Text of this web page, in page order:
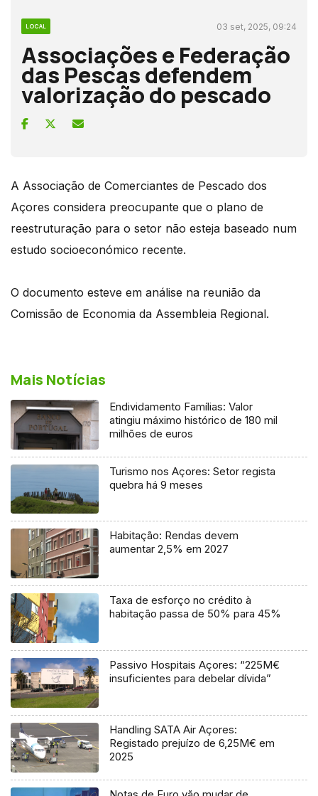
LOCAL 03 set, 2025, 09:24
Associações e Federação
das Pescas defendem
valorização do pescado
A Associação de Comerciantes de Pescado dos
Açores considera preocupante que o plano de
reestruturação para o setor não esteja baseado num
estudo socioeconómico recente.
O documento esteve em análise na reunião da
Comissão de Economia da Assembleia Regional.
Mais Notícias
Endividamento Famílias: Valor
atingiu máximo histórico de 180 mil
milhões de euros
Turismo nos Açores: Setor regista
quebra há 9 meses
Habitação: Rendas devem
aumentar 2,5% em 2027
Taxa de esforço no crédito à
habitação passa de 50% para 45%
Passivo Hospitais Açores: “225M€
insuficientes para debelar dívida”
Handling SATA Air Açores:
Registado prejuízo de 6,25M€ em
2025